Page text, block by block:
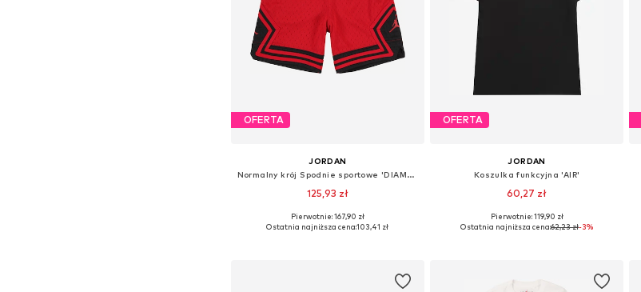
OFERTA
JORDAN
Normalny krój Spodnie sportowe 'DIAMOND'
125,93 zł
Dostępne rozmiary: 98, 104, 110, 116, 122
Pierwotnie: 167,90 zł
Ostatnia najniższa cena:103,41 zł
OFERTA
JORDAN
Koszulka funkcyjna 'AIR'
60,27 zł
Dostępne rozmiary: 128-140
Pierwotnie: 119,90 zł
Ostatnia najniższa cena:62,23 zł-3%